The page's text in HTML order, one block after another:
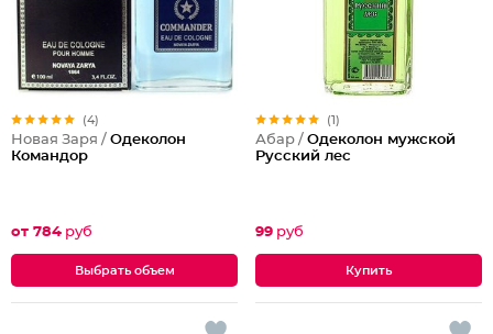
(4)
Новая Заря / Одеколон
Командор
от 784 руб
Выбрать объем
(1)
Абар / Одеколон мужской
Русский лес
99 руб